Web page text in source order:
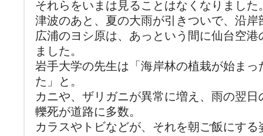
それらをいまは見ることはなくなりました
津波のあと、夏の大雨が引きついで、沿
広浦のヨシ原は、あっという間に仙台空
ました。
岩手大学の先生は「海岸林の植栽が始ま
た」と。
カニや、ザリガニが異常に増え、雨の翌
轢死が道路に多数。
カラスやトビなどが、それを朝ご飯にす